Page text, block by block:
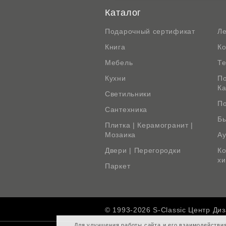
Каталог
Подарочный сертификат
Книга
Мебель
Кухни
Светильники
Сантехника
Плитка | Керамогранит |
Мозаика
Двери | Перегородки
Паркет
© 1993-2026 S-Classic Центр